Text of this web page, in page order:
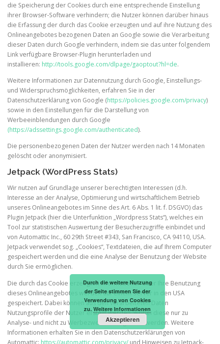
die Speicherung der Cookies durch eine entsprechende Einstellung
ihrer Browser-Software verhindern; die Nutzer können darüber hinaus
die Erfassung der durch das Cookie erzeugten und auf ihre Nutzung des
Onlineangebotes bezogenen Daten an Google sowie die Verarbeitung
dieser Daten durch Google verhindern, indem sie das unter folgendem
Link verfügbare Browser-Plugin herunterladen und
installieren: http://tools.google.com/dlpage/gaoptout?hl=de.
Weitere Informationen zur Datennutzung durch Google, Einstellungs-
und Widerspruchsmöglichkeiten, erfahren Sie in der
Datenschutzerklärung von Google (https://policies.google.com/privacy)
sowie in den Einstellungen für die Darstellung von
Werbeeinblendungen durch Google
(https://adssettings.google.com/authenticated).
Die personenbezogenen Daten der Nutzer werden nach 14 Monaten
gelöscht oder anonymisiert.
Jetpack (WordPress Stats)
Wir nutzen auf Grundlage unserer berechtigten Interessen (d.h.
Interesse an der Analyse, Optimierung und wirtschaftlichem Betrieb
unseres Onlineangebotes im Sinne des Art. 6 Abs. 1 lit. f. DSGVO) das
Plugin Jetpack (hier die Unterfunktion „Wordpress Stats“), welches ein
Tool zur statistischen Auswertung der Besucherzugriffe einbindet und
von Automattic Inc., 60 29th Street #343, San Francisco, CA 94110, USA.
Jetpack verwendet sog. „Cookies“, Textdateien, die auf Ihrem Computer
gespeichert werden und die eine Analyse der Benutzung der Website
durch Sie ermöglichen.
Die durch das Cookie erzeugten Informationen über Ihre Benutzung
dieses Onlineangebotes werden auf einem Server in den USA
gespeichert. Dabei können aus den verarbeiteten Daten
Nutzungsprofile der Nutzer erstellt werden, wobei diese nur zu
Analyse- und nicht zu Werbezwecken eingesetzt werden. Weitere
Informationen erhalten Sie in den Datenschutzerklärungen von
Automattic: https://automattic.com/privacy/und Hinweisen zu Jetpack-
Durch die weitere Nutzung
der Seite stimmen Sie der
Verwendung von Cookies
zu. Weitere Informationen
Akzeptieren